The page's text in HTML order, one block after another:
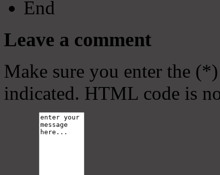
End
Leave a comment
Make sure you enter the
indicated. HTML code is